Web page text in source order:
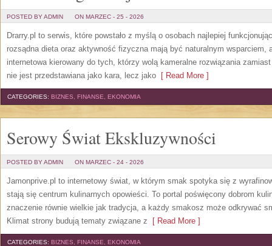
POSTED BY ADMIN ON MARZEC - 25 - 2026
Drarry.pl to serwis, które powstało z myślą o osobach najlepiej
rozsądna dieta oraz aktywność fizyczna mają być naturalnym wsparciem,
internetowa kierowany do tych, którzy wolą kameralne rozwiązania
nie jest przedstawiana jako kara, lecz jako [ Read More ]
CATEGORIES: BIZNES, FINANSE, EKONOMIA
Serowy Świat Ekskluzywności
POSTED BY ADMIN ON MARZEC - 24 - 2026
Jamonprive.pl to internetowy świat, w którym smak spotyka się z
stają się centrum kulinarnych opowieści. To portal poświęcony dobrom
znaczenie równie wielkie jak tradycja, a każdy smakosz może odkrywać
Klimat strony budują tematy związane z [ Read More ]
CATEGORIES: BIZNES, FINANSE, EKONOMIA